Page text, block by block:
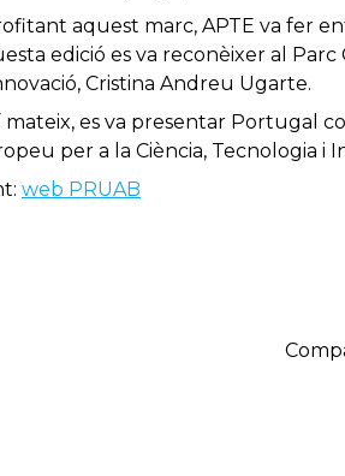
aquest marc, APTE va fer
edició es va reconèixer al
Cristina Andreu Ugarte.
mateix, es va presentar Portugal
per a la Ciència, Tecnologia i
web PRUAB